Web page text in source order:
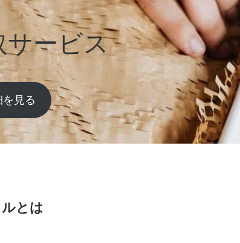
サービス
を見る
とは